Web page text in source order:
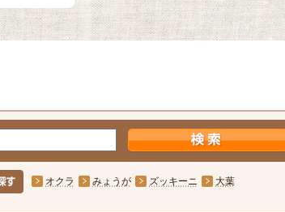
オクラ みょうが ズッキーニ 大葉